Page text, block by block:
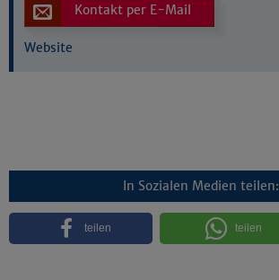
Kontakt per E-Mail
Website
In Sozialen Medien teilen:
teilen teilen